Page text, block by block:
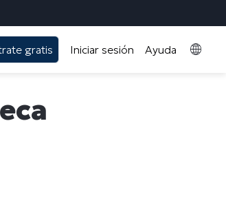
gratis Iniciar sesión Ayuda